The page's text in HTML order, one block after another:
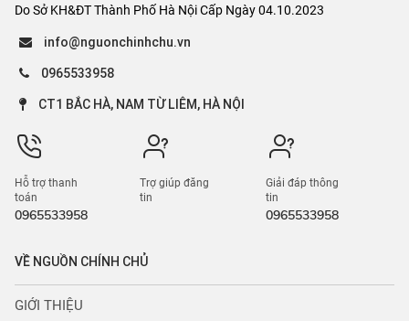
Do Sở KH&ĐT Thành Phố Hà Nội Cấp Ngày 04.10.2023
info@nguonchinhchu.vn
0965533958
CT1 BẮC HÀ, NAM TỪ LIÊM, HÀ NỘI
Hỗ trợ thanh
toán
0965533958
Trợ giúp đăng
tin
Giải đáp thông
tin
0965533958
VỀ NGUỒN CHÍNH CHỦ
GIỚI THIỆU